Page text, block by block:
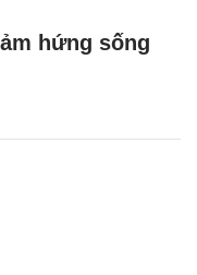
hứng sống